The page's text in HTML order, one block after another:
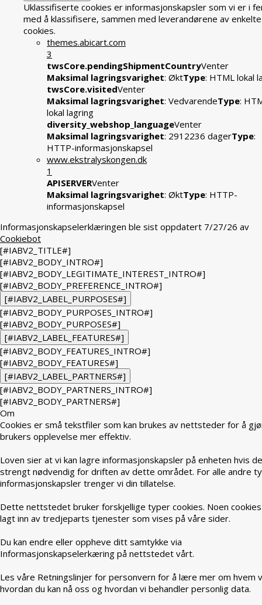
Uklassifiserte cookies er informasjonskapsler som vi er i
med å klassifisere, sammen med leverandørene av enkelte
cookies.
themes.abicart.com
3
twsCore.pendingShipmentCountryVenter
Maksimal lagringsvarighet: ØktType: HTML lokal
twsCore.visitedVenter
Maksimal lagringsvarighet: VedvarendeType:
lokal lagring
diversity_webshop_languageVenter
Maksimal lagringsvarighet: 2912236 dagerType:
HTTP-informasjonskapsel
www.ekstralyskongen.dk
1
APISERVERVenter
Maksimal lagringsvarighet: ØktType: HTTP-
informasjonskapsel
Informasjonskapselerklæringen ble sist oppdatert 7/27/26 av
Cookiebot
[#IABV2_TITLE#]
[#IABV2_BODY_INTRO#]
[#IABV2_BODY_LEGITIMATE_INTEREST_INTRO#]
[#IABV2_BODY_PREFERENCE_INTRO#]
[#IABV2_LABEL_PURPOSES#]
[#IABV2_BODY_PURPOSES_INTRO#]
[#IABV2_BODY_PURPOSES#]
[#IABV2_LABEL_FEATURES#]
[#IABV2_BODY_FEATURES_INTRO#]
[#IABV2_BODY_FEATURES#]
[#IABV2_LABEL_PARTNERS#]
[#IABV2_BODY_PARTNERS_INTRO#]
[#IABV2_BODY_PARTNERS#]
Om
Cookies er små tekstfiler som kan brukes av nettsteder for å
brukers opplevelse mer effektiv.
Loven sier at vi kan lagre informasjonskapsler på enheten hvis
strengt nødvendig for driften av dette området. For alle andre
informasjonskapsler trenger vi din tillatelse.
Dette nettstedet bruker forskjellige typer cookies. Noen
lagt inn av tredjeparts tjenester som vises på våre sider.
Du kan endre eller oppheve ditt samtykke via
Informasjonskapselerkæring på nettstedet vårt.
Les våre Retningslinjer for personvern for å lære mer om hvem
hvordan du kan nå oss og hvordan vi behandler personlig data.